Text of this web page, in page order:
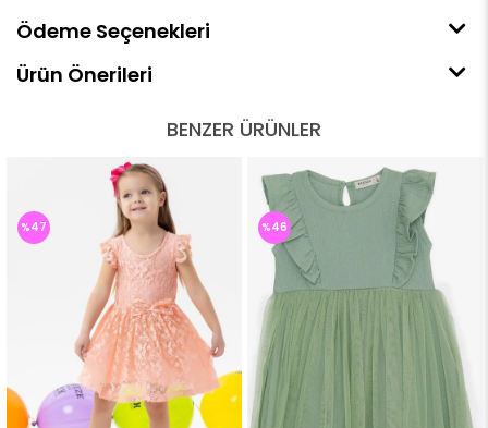
Ödeme Seçenekleri
Ürün Önerileri
BENZER ÜRÜNLER
%47 %46